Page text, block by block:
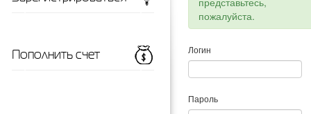
пожалуйста.
Логин
Пароль
Пополнить счет